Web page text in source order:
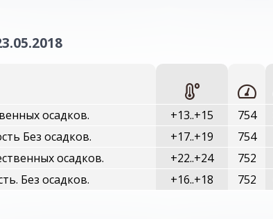
осадков. +13..+15 754
Без осадков. +17..+19 754
осадков. +22..+24 752
Без осадков. +16..+18 752